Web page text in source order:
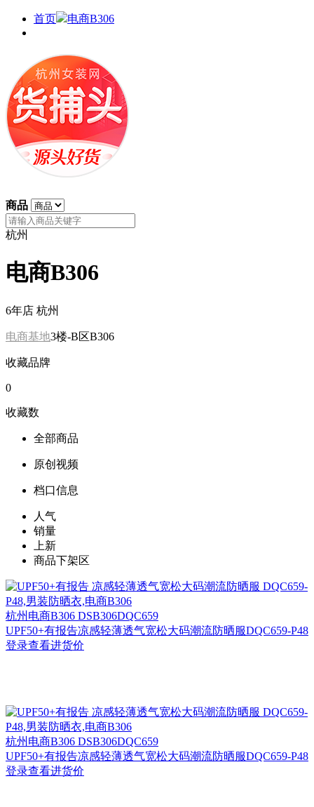
首页 电商B306
商品
杭州
电商B306
6年店 杭州
电商基地3楼-B区B306
收藏品牌
0
收藏数
全部商品
原创视频
档口信息
人气
销量
上新
商品下架区
杭州 电商B306 DSB306DQC659
UPF50+有报告凉感轻薄透气宽松大码潮流防晒服DQC659-P48
登录查看进货价
杭州 电商B306 DSB306DQC659
UPF50+有报告凉感轻薄透气宽松大码潮流防晒服DQC659-P48
登录查看进货价